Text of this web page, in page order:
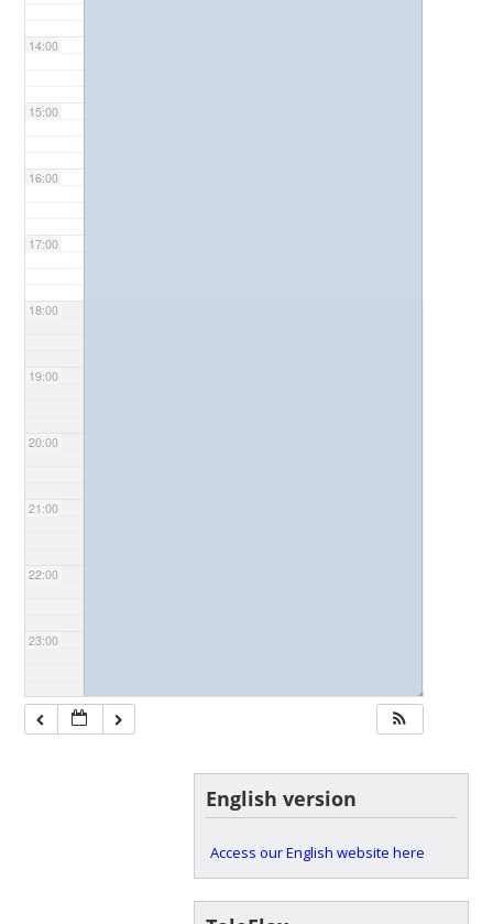
14:00
15:00
16:00
17:00
18:00
19:00
20:00
21:00
22:00
23:00
◢
English version
Access our English website here